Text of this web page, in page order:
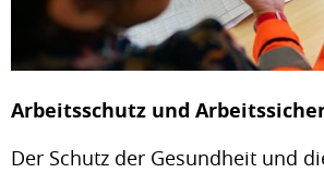
Arbeitsschutz und
Der Schutz der Gesundheit und